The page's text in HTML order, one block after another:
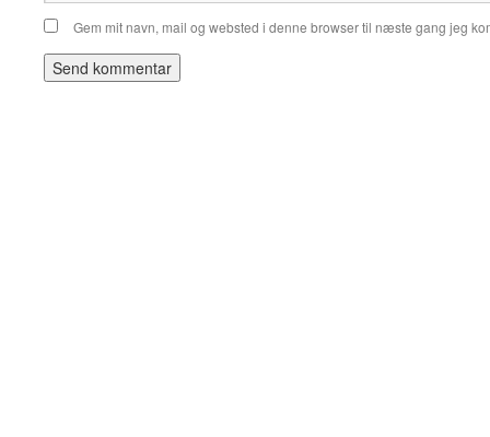
Gem mit navn, mail og websted i denne browser til næste gang jeg